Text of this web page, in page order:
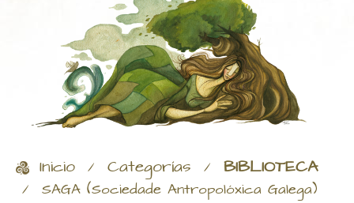
Inicio / Categorías / BIBLIOTECA
/ SAGA (Sociedade Antropolóxica Galega)